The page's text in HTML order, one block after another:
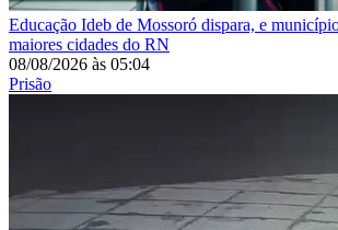
Educação Ideb de Mossoró dispara, e
maiores cidades do RN
08/08/2026 às 05:04
Prisão